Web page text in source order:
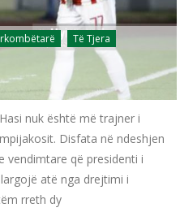
Të Tjera
nuk është më trajner i
Disfata në ndeshjen
vendimtare që presidenti i
atë nga drejtimi i
rreth dy